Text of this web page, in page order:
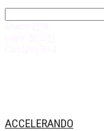
ACCELERANDO